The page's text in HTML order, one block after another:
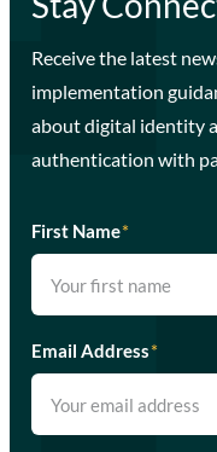
Receive the latest
implementation
about digital identity
authentication with
First Name*
Email Address*